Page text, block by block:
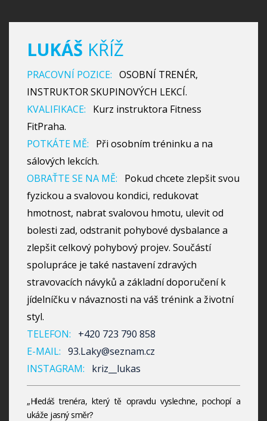
LUKÁŠ KŘÍŽ
PRACOVNÍ POZICE: OSOBNÍ TRENÉR,
INSTRUKTOR SKUPINOVÝCH LEKCÍ.
KVALIFIKACE:
Kurz instruktora Fitness
FitPraha.
POTKÁTE MĚ:
Při osobním tréninku a na
sálových lekcích.
OBRAŤTE SE NA MĚ:
Pokud chcete zlepšit svou
fyzickou a svalovou kondici, redukovat
hmotnost, nabrat svalovou hmotu, ulevit od
bolesti zad, odstranit pohybové dysbalance a
zlepšit celkový pohybový projev. Součástí
spolupráce je také nastavení zdravých
stravovacích návyků a základní doporučení k
jídelníčku v návaznosti na váš trénink a životní
styl.
TELEFON:
+420 723 790 858
E-MAIL: 93.Laky@seznam.cz
INSTAGRAM:
kriz__lukas
„Hledáš trenéra, který tě opravdu vyslechne, pochopí a
ukáže jasný směr?